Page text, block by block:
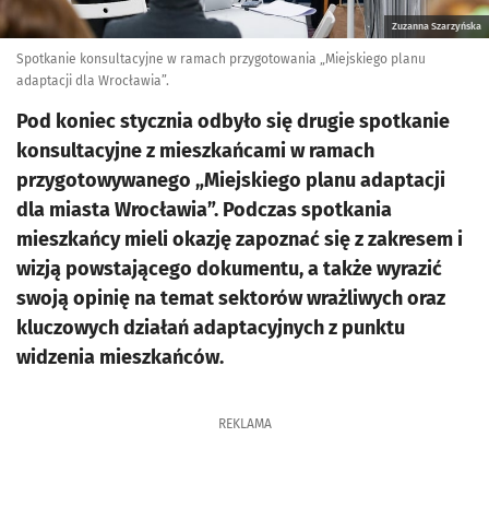
Zuzanna Szarzyńska
Spotkanie konsultacyjne w ramach przygotowania „Miejskiego planu
adaptacji dla Wrocławia”.
Pod koniec stycznia odbyło się drugie spotkanie
konsultacyjne z mieszkańcami w ramach
przygotowywanego „Miejskiego planu adaptacji
dla miasta Wrocławia”. Podczas spotkania
mieszkańcy mieli okazję zapoznać się z zakresem i
wizją powstającego dokumentu, a także wyrazić
swoją opinię na temat sektorów wrażliwych oraz
kluczowych działań adaptacyjnych z punktu
widzenia mieszkańców.
REKLAMA